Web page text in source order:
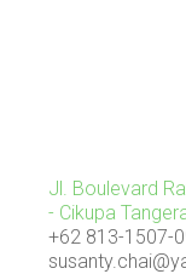
Jl. Boulevard
- Cikupa
+62 813-1507-